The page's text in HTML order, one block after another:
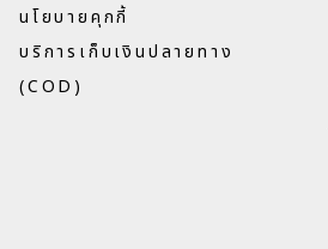
นโยบายคุกกี้
บริการเก็บเงินปลายทาง
(COD)